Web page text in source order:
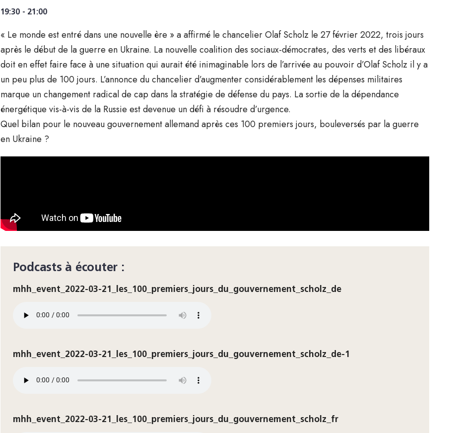
19:30 - 21:00
« Le monde est entré dans une nouvelle ère » a affirmé le chancelier Olaf Scholz le 27 février 2022, trois jours
après le début de la guerre en Ukraine. La nouvelle coalition des sociaux-démocrates, des verts et des libéraux
doit en effet faire face à une situation qui aurait été inimaginable lors de l’arrivée au pouvoir d’Olaf Scholz il y a
un peu plus de 100 jours. L’annonce du chancelier d’augmenter considérablement les dépenses militaires
marque un changement radical de cap dans la stratégie de défense du pays. La sortie de la dépendance
énergétique vis-à-vis de la Russie est devenue un défi à résoudre d’urgence.
Quel bilan pour le nouveau gouvernement allemand après ces 100 premiers jours, bouleversés par la guerre
en Ukraine ?
Podcasts à écouter :
mhh_event_2022-03-21_les_100_premiers_jours_du_gouvernement_scholz_de
mhh_event_2022-03-21_les_100_premiers_jours_du_gouvernement_scholz_de-1
mhh_event_2022-03-21_les_100_premiers_jours_du_gouvernement_scholz_fr